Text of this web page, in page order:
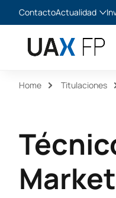
ContactoActualidad
Noticias
Home Titulaciones